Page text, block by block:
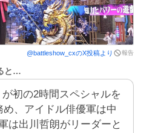
@battleshow_cxのX投稿より 報告
と…
が初の2時間スペシャルを
、アイドル俳優軍は中
は出川哲朗がリーダーと